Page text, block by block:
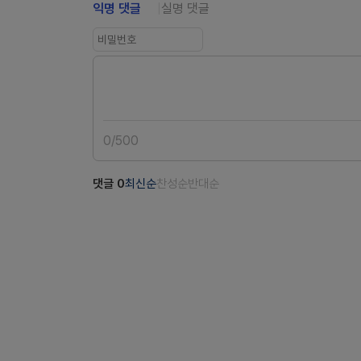
익명 댓글 실명 댓글
0/500
댓글 0최신순찬성순반대순